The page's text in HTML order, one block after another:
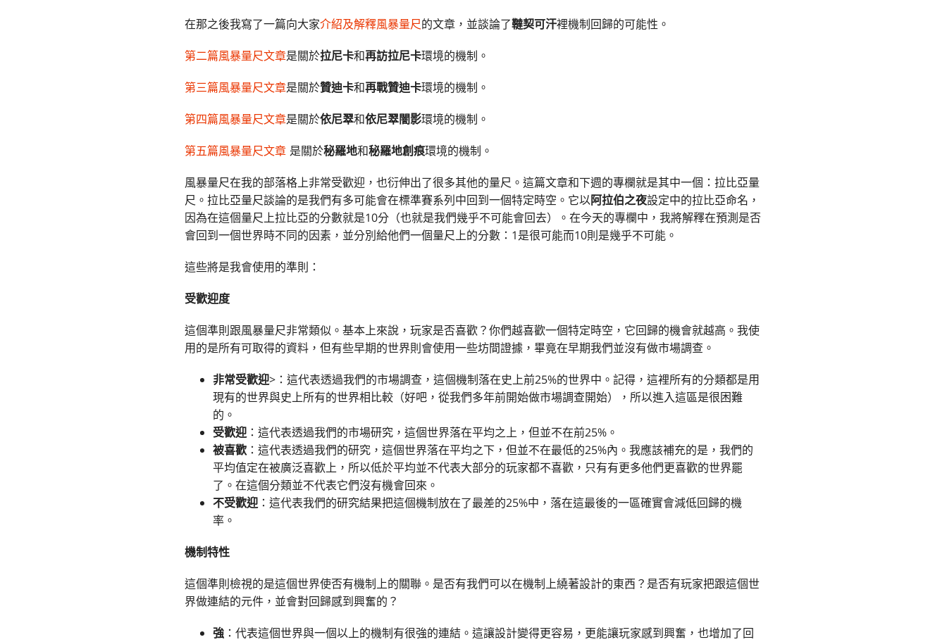
在那之後我寫了一篇向大家介紹及解釋風暴量尺的文章，並談論了韃契可汗裡機制回歸的可能性。
第二篇風暴量尺文章是關於拉尼卡和再訪拉尼卡環境的機制。
第三篇風暴量尺文章是關於贊迪卡和再戰贊迪卡環境的機制。
第四篇風暴量尺文章是關於依尼翠和依尼翠闇影環境的機制。
第五篇風暴量尺文章 是關於秘羅地和秘羅地創痕環境的機制。
風暴量尺在我的部落格上非常受歡迎，也衍伸出了很多其他的量尺。這篇文章和下週的專欄就是其中一個：拉比亞量
尺。拉比亞量尺談論的是我們有多可能會在標準賽系列中回到一個特定時空。它以阿拉伯之夜設定中的拉比亞命名，
因為在這個量尺上拉比亞的分數就是10分（也就是我們幾乎不可能會回去）。在今天的專欄中，我將解釋在預測是否
會回到一個世界時不同的因素，並分別給他們一個量尺上的分數：1是很可能而10則是幾乎不可能。
這些將是我會使用的準則：
受歡迎度
這個準則跟風暴量尺非常類似。基本上來說，玩家是否喜歡？你們越喜歡一個特定時空，它回歸的機會就越高。我使
用的是所有可取得的資料，但有些早期的世界則會使用一些坊間證據，畢竟在早期我們並沒有做市場調查。
非常受歡迎>：這代表透過我們的市場調查，這個機制落在史上前25%的世界中。記得，這裡所有的分類都是用
現有的世界與史上所有的世界相比較（好吧，從我們多年前開始做市場調查開始），所以進入這區是很困難
的。
受歡迎 ：這代表透過我們的市場研究，這個世界落在平均之上，但並不在前25%。
被喜歡 ：這代表透過我們的研究，這個世界落在平均之下，但並不在最低的25%內。我應該補充的是，我們的
平均值定在被廣泛喜歡上，所以低於平均並不代表大部分的玩家都不喜歡，只有有更多他們更喜歡的世界罷
了。在這個分類並不代表它們沒有機會回來。
不受歡迎 ：這代表我們的研究結果把這個機制放在了最差的25%中，落在這最後的一區確實會減低回歸的機
率。
機制特性
這個準則檢視的是這個世界使否有機制上的關聯。是否有我們可以在機制上繞著設計的東西？是否有玩家把跟這個世
界做連結的元件，並會對回歸感到興奮的？
強 ：代表這個世界與一個以上的機制有很強的連結。這讓設計變得更容易，更能讓玩家感到興奮，也增加了回